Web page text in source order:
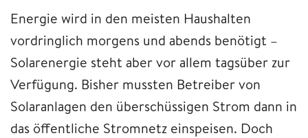
Energie wird in den meisten Haushalten
vordringlich morgens und abends benötigt –
Solarenergie steht aber vor allem tagsüber zur
Verfügung. Bisher mussten Betreiber von
Solaranlagen den überschüssigen Strom dann in
das öffentliche Stromnetz einspeisen. Doch